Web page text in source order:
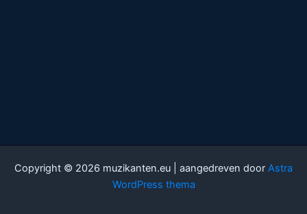
Copyright © 2026 muzikanten.eu | aangedreven door Astra
WordPress thema